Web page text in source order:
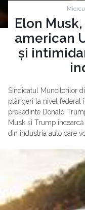
Elon
american
și
Sindicatul Muncitorilor
plângeri la nivel federal
președinte Donald
Musk și Trump
din industria auto care